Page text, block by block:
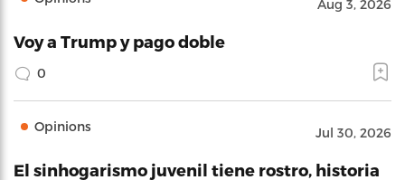
Aug 3, 2026
Voy a Trump y pago doble
0
Opinions Jul 30, 2026
El sinhogarismo juvenil tiene rostro, historia